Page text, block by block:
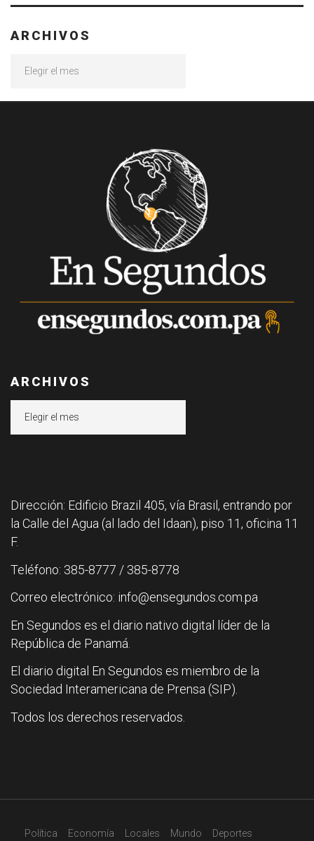
ARCHIVOS
ARCHIVOS
Dirección: Edificio Brazil 405, vía Brasil, entrando por
la Calle del Agua (al lado del Idaan), piso 11, oficina 11
F.
Teléfono: 385-8777 / 385-8778
Correo electrónico: info@ensegundos.com.pa
En Segundos es el diario nativo digital líder de la
República de Panamá.
El diario digital En Segundos es miembro de la
Sociedad Interamericana de Prensa (SIP).
Todos los derechos reservados.
Política Economía Locales Mundo Deportes